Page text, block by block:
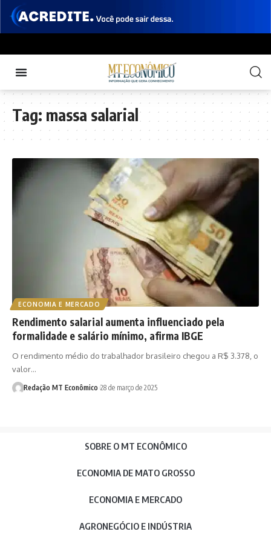
Tag: massa salarial
ECONOMIA E MERCADO
Rendimento salarial aumenta influenciado pela
formalidade e salário mínimo, afirma IBGE
O rendimento médio do trabalhador brasileiro chegou a R$ 3.378, o
valor…
Redação MT Econômico 28 de março de 2025
SOBRE O MT ECONÔMICO
ECONOMIA DE MATO GROSSO
ECONOMIA E MERCADO
AGRONEGÓCIO E INDÚSTRIA